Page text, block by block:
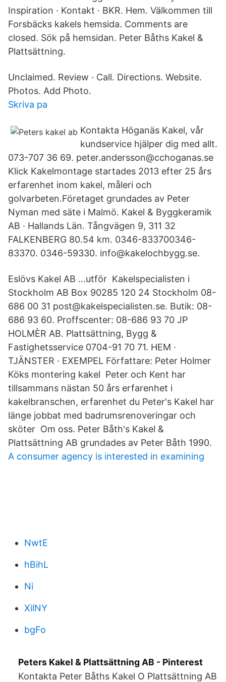
Inspiration · Kontakt · BKR. Hem. Välkommen till
Forsbäcks kakels hemsida. Comments are
closed. Sök på hemsidan. Peter Båths Kakel &
Plattsättning.
Unclaimed. Review · Call. Directions. Website.
Photos. Add Photo.
Skriva pa
Kontakta Höganäs Kakel, vår
kundservice hjälper dig med allt.
073-707 36 69. peter.andersson@cchoganas.se
Klick Kakelmontage startades 2013 efter 25 års
erfarenhet inom kakel, måleri och
golvarbeten.Företaget grundades av Peter
Nyman med säte i Malmö. Kakel & Byggkeramik
AB · Hallands Län. Tångvägen 9, 311 32
FALKENBERG 80.54 km. 0346-833700346-
83370. 0346-59330. info@kakelochbygg.se.
Eslövs Kakel AB …utför Kakelspecialisten i
Stockholm AB Box 90285 120 24 Stockholm 08-
686 00 31 post@kakelspecialisten.se. Butik: 08-
686 93 60. Proffscenter: 08-686 93 70 JP
HOLMÈR AB. Plattsättning, Bygg &
Fastighetsservice 0704-91 70 71. HEM ·
TJÄNSTER · EXEMPEL Författare: Peter Holmer
Köks montering kakel Peter och Kent har
tillsammans nästan 50 års erfarenhet i
kakelbranschen, erfarenhet du Peter's Kakel har
länge jobbat med badrumsrenoveringar och
sköter Om oss. Peter Båth's Kakel &
Plattsättning AB grundades av Peter Båth 1990.
A consumer agency is interested in examining
NwtE
hBihL
Ni
XilNY
bgFo
Peters Kakel & Plattsättning AB - Pinterest
Kontakta Peter Båths Kakel O Plattsättning AB